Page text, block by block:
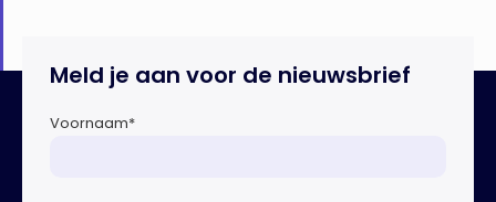
Meld je aan voor de nieuwsbrief
Voornaam*